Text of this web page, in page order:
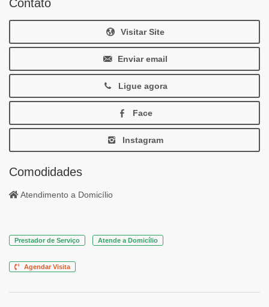
Contato
Visitar Site
Enviar email
Ligue agora
Face
Instagram
Comodidades
Atendimento a Domicílio
Prestador de Serviço Atende a Domicílio
Agendar Visita